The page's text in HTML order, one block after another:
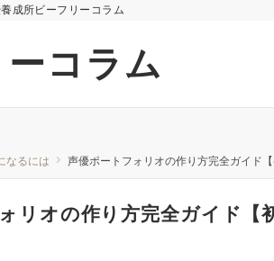
成所ビーフリーコラム
コラム
なるには 声優ポートフォリオの作り方完全ガイド【
リオの作り方完全ガイド【